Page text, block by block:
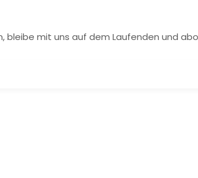
bleibe mit uns auf dem Laufenden und